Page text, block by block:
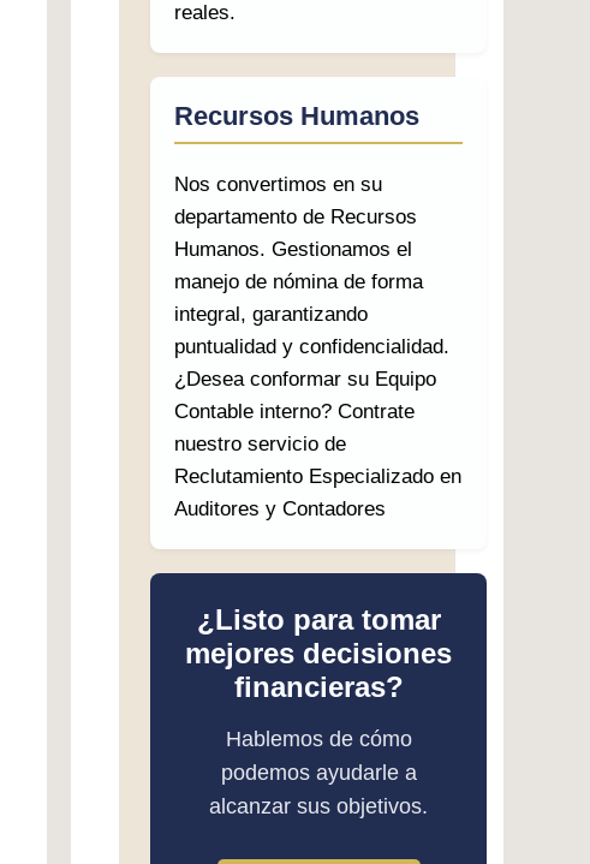
reales.
Recursos Humanos
Nos convertimos en su
departamento de Recursos
Humanos. Gestionamos el
manejo de nómina de forma
integral, garantizando
puntualidad y confidencialidad.
¿Desea conformar su Equipo
Contable interno? Contrate
nuestro servicio de
Reclutamiento Especializado en
Auditores y Contadores
¿Listo para tomar
mejores decisiones
financieras?
Hablemos de cómo
podemos ayudarle a
alcanzar sus objetivos.